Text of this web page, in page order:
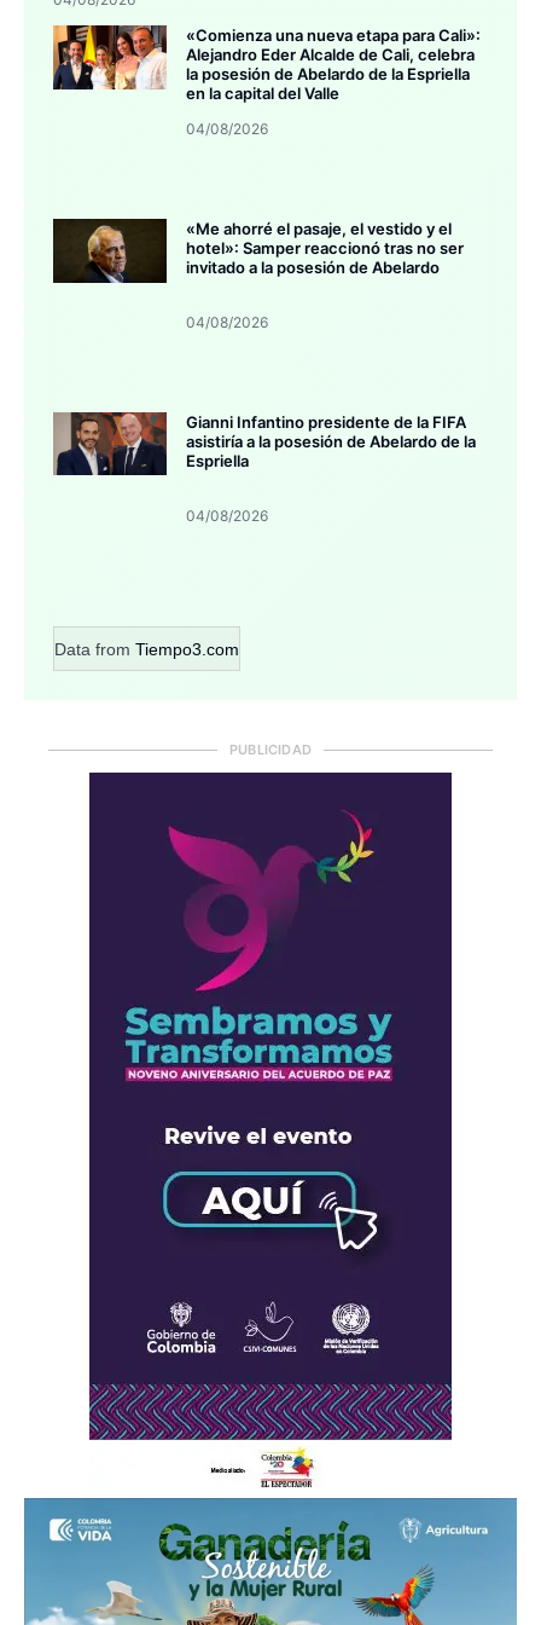
«Comienza una nueva etapa para Cali»:
Alejandro Eder Alcalde de Cali, celebra
la posesión de Abelardo de la Espriella
en la capital del Valle
04/08/2026
«Me ahorré el pasaje, el vestido y el
hotel»: Samper reaccionó tras no ser
invitado a la posesión de Abelardo
04/08/2026
Gianni Infantino presidente de la FIFA
asistiría a la posesión de Abelardo de la
Espriella
04/08/2026
Data from Tiempo3.com
PUBLICIDAD